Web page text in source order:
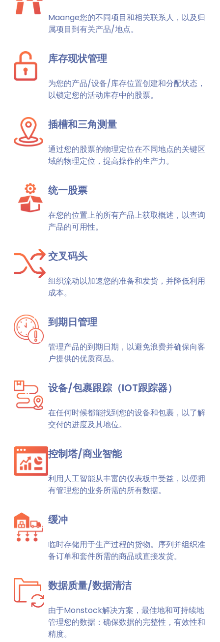
Maange您的不同项目和相关联系人，以及归
属项目到有关产品/地点。
库存现状管理
为您的产品/设备/库存位置创建和分配状态，
以锁定您的活动库存中的股票。
插槽和三角测量
通过您的股票的物理定位在不同地点的关键区
域的物理定位，提高操作的生产力。
统一股票
在您的位置上的所有产品上获取概述，以查询
产品的可用性。
交叉码头
组织流动以加速您的准备和发货，并降低利用
成本。
到期日管理
管理产品的到期日期，以避免浪费并确保向客
户提供的优质商品。
设备/包裹跟踪（IOT跟踪器）
在任何时候都能找到您的设备和包裹，以了解
交付的进度及其地位。
控制塔/商业智能
利用人工智能从丰富的仪表板中受益，以便拥
有管理您的业务所需的所有数据。
缓冲
临时存储用于生产过程的货物。序列并组织准
备订单和套件所需的商品或直接发货。
数据质量/数据清洁
由于Monstock解决方案，最佳地和可持续地
管理您的数据：确保数据的完整性，有效性和
精度。